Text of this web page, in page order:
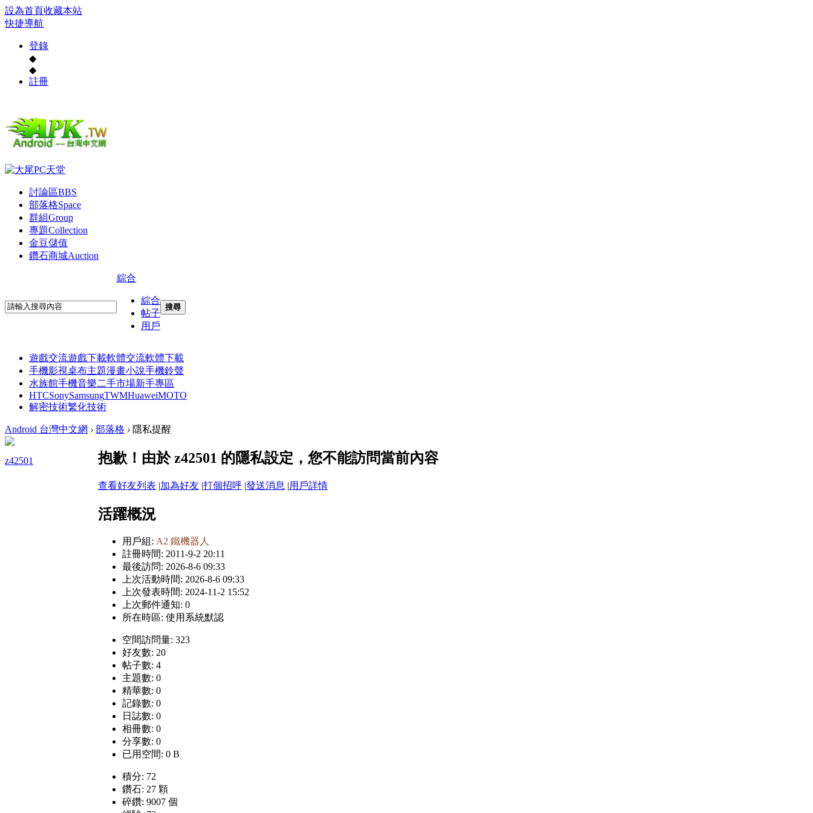
設為首頁收藏本站
快捷導航
登錄
◆
◆
註冊
討論區BBS
部落格Space
群組Group
專題Collection
金豆儲值
鑽石商城Auction
綜合
綜合
帖子
用戶
搜尋
遊戲交流遊戲下載軟體交流軟體下載
手機影視桌布主題漫畫小說手機鈴聲
水族館手機音樂二手市場新手專區
HTCSonySamsungTWMHuaweiMOTO
解密技術繁化技術
Android 台灣中文網 › 部落格 › 隱私提醒
z42501 抱歉！由於 z42501 的隱私設定，您不能訪問當前內容
查看好友列表 |加為好友 |打個招呼 |發送消息 |用戶詳情
活躍概況
用戶組: A2 鐵機器人
註冊時間: 2011-9-2 20:11
最後訪問: 2026-8-6 09:33
上次活動時間: 2026-8-6 09:33
上次發表時間: 2024-11-2 15:52
上次郵件通知: 0
所在時區: 使用系統默認
空間訪問量: 323
好友數: 20
帖子數: 4
主題數: 0
精華數: 0
記錄數: 0
日誌數: 0
相冊數: 0
分享數: 0
已用空間: 0 B
積分: 72
鑽石: 27 顆
碎鑽: 9007 個